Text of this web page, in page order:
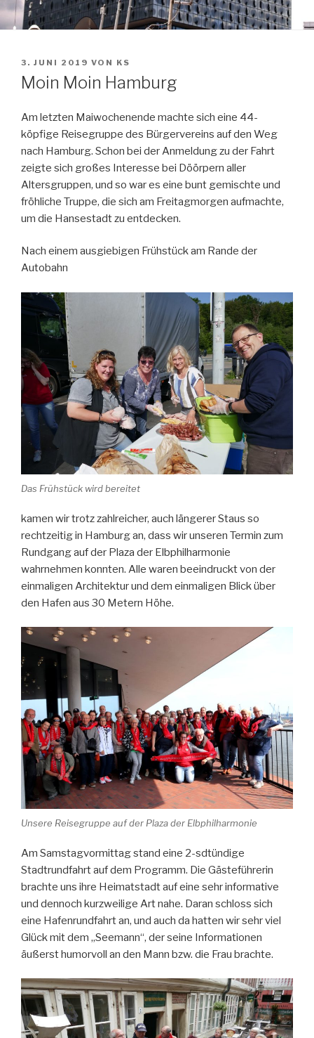
VERÖFFENTLICHT
AM
3. JUNI 2019 VON KS
Moin Moin Hamburg
Am letzten Maiwochenende machte sich eine 44-
köpfige Reisegruppe des Bürgervereins auf den Weg
nach Hamburg. Schon bei der Anmeldung zu der Fahrt
zeigte sich großes Interesse bei Döörpern aller
Altersgruppen, und so war es eine bunt gemischte und
fröhliche Truppe, die sich am Freitagmorgen aufmachte,
um die Hansestadt zu entdecken.
Nach einem ausgiebigen Frühstück am Rande der
Autobahn
Das Frühstück wird bereitet
kamen wir trotz zahlreicher, auch längerer Staus so
rechtzeitig in Hamburg an, dass wir unseren Termin zum
Rundgang auf der Plaza der Elbphilharmonie
wahrnehmen konnten. Alle waren beeindruckt von der
einmaligen Architektur und dem einmaligen Blick über
den Hafen aus 30 Metern Höhe.
Unsere Reisegruppe auf der Plaza der Elbphilharmonie
Am Samstagvormittag stand eine 2-sdtündige
Stadtrundfahrt auf dem Programm. Die Gästeführerin
brachte uns ihre Heimatstadt auf eine sehr informative
und dennoch kurzweilige Art nahe. Daran schloss sich
eine Hafenrundfahrt an, und auch da hatten wir sehr viel
Glück mit dem „Seemann“, der seine Informationen
äußerst humorvoll an den Mann bzw. die Frau brachte.